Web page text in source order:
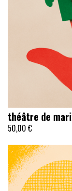
théâtre de
50,00 €